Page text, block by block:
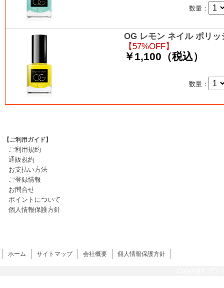
数量：
OG レモン ネイル ポリッ
【57%OFF】
￥1,100（税込）
数量：
【ご利用ガイド】
ご利用規約
通販規約
お支払い方法
ご登録情報
お問合せ
ポイントについて
個人情報保護方針
ホーム サイトマップ 会社概要 個人情報保護方針